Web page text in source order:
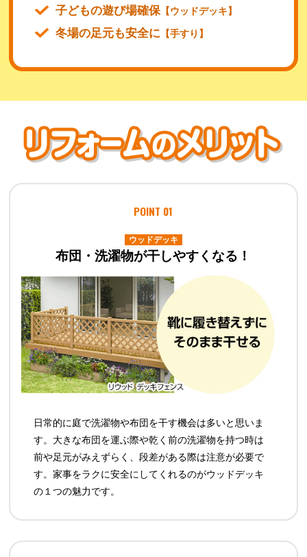
子どもの遊び場確保 【ウッドデッキ】
冬場の足元も安全に 【手すり】
POINT 01
ウッドデッキ
布団・洗濯物が干しやすくなる！
日常的に庭で洗濯物や布団を干す機会は多いと思いま
す。大きな布団を運ぶ際や乾く前の洗濯物を持つ時は
前や足元がみえずらく、段差がある際は注意が必要で
す。家事をラクに安全にしてくれるのがウッドデッキ
の１つの魅力です。